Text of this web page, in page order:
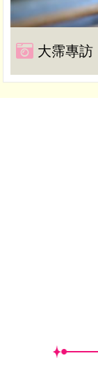
大霈專訪